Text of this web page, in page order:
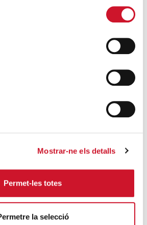
Mostrar-ne els detalls
Permet-les totes
la selecció
únic
LES MIGRACIONS: el dol
i volem acollir refugiats: